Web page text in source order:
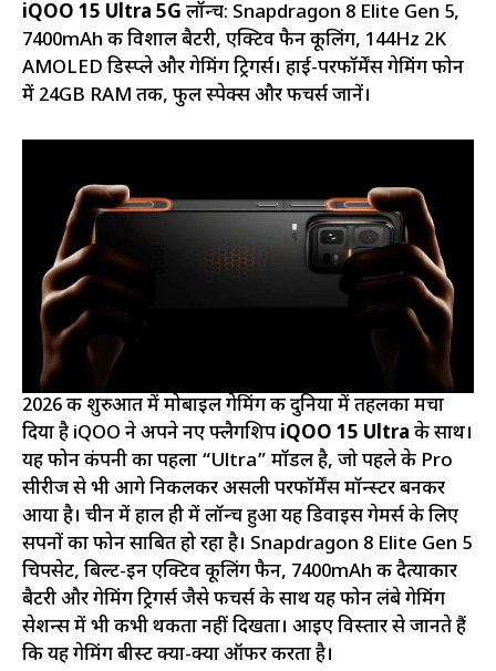
iQOO 15 Ultra 5G लॉन्च: Snapdragon 8 Elite Gen 5,
7400mAh की विशाल बैटरी, एक्टिव फैन कूलिंग, 144Hz 2K
AMOLED डिस्प्ले और गेमिंग ट्रिगर्स। हाई-परफॉर्मेंस गेमिंग फोन
में 24GB RAM तक, फुल स्पेक्स और फीचर्स जानें।
2026 की शुरुआत में मोबाइल गेमिंग की दुनिया में तहलका मचा
दिया है iQOO ने अपने नए फ्लैगशिप iQOO 15 Ultra के साथ।
यह फोन कंपनी का पहला “Ultra” मॉडल है, जो पहले के Pro
सीरीज से भी आगे निकलकर असली परफॉर्मेंस मॉन्स्टर बनकर
आया है। चीन में हाल ही में लॉन्च हुआ यह डिवाइस गेमर्स के लिए
सपनों का फोन साबित हो रहा है। Snapdragon 8 Elite Gen 5
चिपसेट, बिल्ट-इन एक्टिव कूलिंग फैन, 7400mAh की दैत्याकार
बैटरी और गेमिंग ट्रिगर्स जैसे फीचर्स के साथ यह फोन लंबे गेमिंग
सेशन्स में भी कभी थकता नहीं दिखता। आइए विस्तार से जानते हैं
कि यह गेमिंग बीस्ट क्या-क्या ऑफर करता है।